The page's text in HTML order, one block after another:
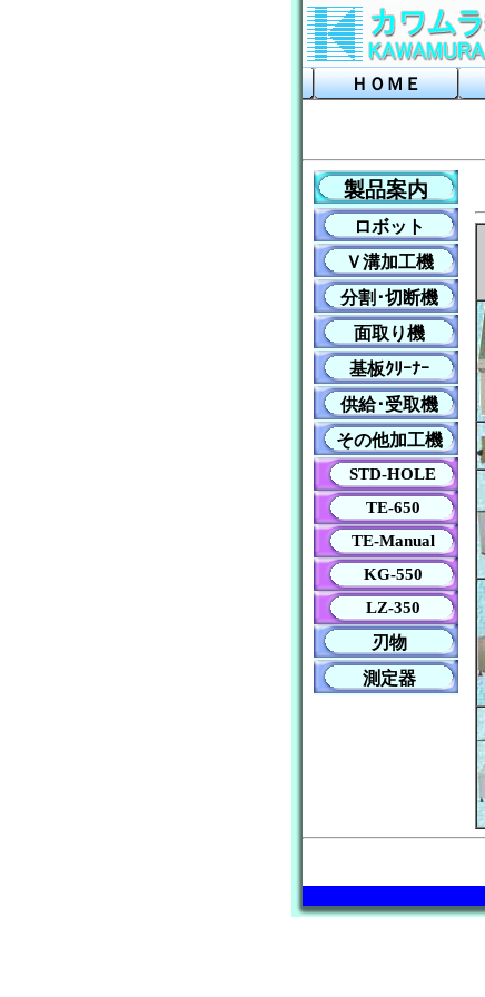
ＨＯＭＥ
製品案内
ロボット
Ｖ溝加工機
分割･切断機
面取り機
基板ｸﾘｰﾅｰ
供給･受取機
その他加工機
STD-HOLE
TE-650
TE-Manual
KG-550
LZ-350
刃物
測定器